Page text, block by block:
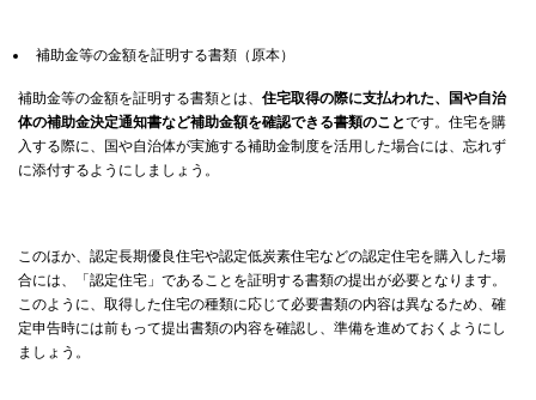
補助金等の金額を証明する書類（原本）
補助金等の金額を証明する書類とは、 住宅取得の際に支払われた、国や自治
体の補助金決定通知書など補助金額を確認できる書類のことです。住宅を購
入する際に、国や自治体が実施する補助金制度を活用した場合には、忘れず
に添付するようにしましょう。
このほか、認定長期優良住宅や認定低炭素住宅などの認定住宅を購入した場
合には、「認定住宅」であることを証明する書類の提出が必要となります。
このように、取得した住宅の種類に応じて必要書類の内容は異なるため、確
定申告時には前もって提出書類の内容を確認し、準備を進めておくようにし
ましょう。